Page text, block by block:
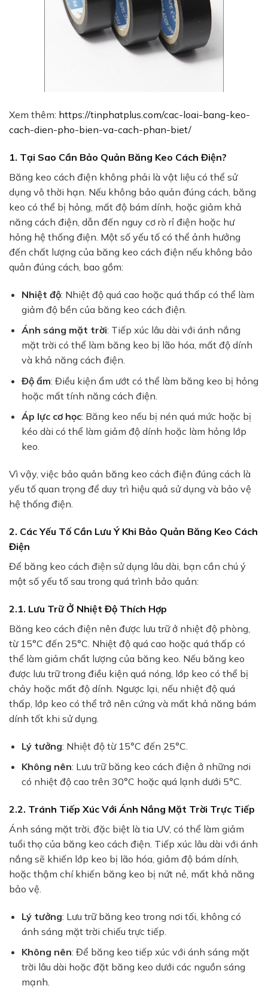
Xem thêm: https://tinphatplus.com/cac-loai-bang-keo-
cach-dien-pho-bien-va-cach-phan-biet/
1. Tại Sao Cần Bảo Quản Băng Keo Cách Điện?
Băng keo cách điện không phải là vật liệu có thể sử
dụng vô thời hạn. Nếu không bảo quản đúng cách, băng
keo có thể bị hỏng, mất độ bám dính, hoặc giảm khả
năng cách điện, dẫn đến nguy cơ rò rỉ điện hoặc hư
hỏng hệ thống điện. Một số yếu tố có thể ảnh hưởng
đến chất lượng của băng keo cách điện nếu không bảo
quản đúng cách, bao gồm:
Nhiệt độ: Nhiệt độ quá cao hoặc quá thấp có thể làm
giảm độ bền của băng keo cách điện.
Ánh sáng mặt trời: Tiếp xúc lâu dài với ánh nắng
mặt trời có thể làm băng keo bị lão hóa, mất độ dính
và khả năng cách điện.
Độ ẩm: Điều kiện ẩm ướt có thể làm băng keo bị hỏng
hoặc mất tính năng cách điện.
Áp lực cơ học: Băng keo nếu bị nén quá mức hoặc bị
kéo dài có thể làm giảm độ dính hoặc làm hỏng lớp
keo.
Vì vậy, việc bảo quản băng keo cách điện đúng cách là
yếu tố quan trọng để duy trì hiệu quả sử dụng và bảo vệ
hệ thống điện.
2. Các Yếu Tố Cần Lưu Ý Khi Bảo Quản Băng Keo Cách
Điện
Để băng keo cách điện sử dụng lâu dài, bạn cần chú ý
một số yếu tố sau trong quá trình bảo quản:
2.1. Lưu Trữ Ở Nhiệt Độ Thích Hợp
Băng keo cách điện nên được lưu trữ ở nhiệt độ phòng,
từ 15°C đến 25°C. Nhiệt độ quá cao hoặc quá thấp có
thể làm giảm chất lượng của băng keo. Nếu băng keo
được lưu trữ trong điều kiện quá nóng, lớp keo có thể bị
chảy hoặc mất độ dính. Ngược lại, nếu nhiệt độ quá
thấp, lớp keo có thể trở nên cứng và mất khả năng bám
dính tốt khi sử dụng.
Lý tưởng: Nhiệt độ từ 15°C đến 25°C.
Không nên: Lưu trữ băng keo cách điện ở những nơi
có nhiệt độ cao trên 30°C hoặc quá lạnh dưới 5°C.
2.2. Tránh Tiếp Xúc Với Ánh Nắng Mặt Trời Trực Tiếp
Ánh sáng mặt trời, đặc biệt là tia UV, có thể làm giảm
tuổi thọ của băng keo cách điện. Tiếp xúc lâu dài với ánh
nắng sẽ khiến lớp keo bị lão hóa, giảm độ bám dính,
hoặc thậm chí khiến băng keo bị nứt nẻ, mất khả năng
bảo vệ.
Lý tưởng: Lưu trữ băng keo trong nơi tối, không có
ánh sáng mặt trời chiếu trực tiếp.
Không nên: Để băng keo tiếp xúc với ánh sáng mặt
trời lâu dài hoặc đặt băng keo dưới các nguồn sáng
mạnh.